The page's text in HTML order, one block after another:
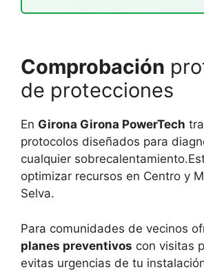
Comprobación
de protecciones
En Girona Girona PowerTech
protocolos diseñados para
cualquier
optimizar recursos en Centro y
Selva.
Para comunidades de vecinos
planes preventivos con visitas
evitas urgencias de tu